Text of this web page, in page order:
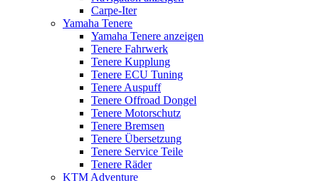
Carpe-Iter
Yamaha Tenere
Yamaha Tenere anzeigen
Tenere Fahrwerk
Tenere Kupplung
Tenere ECU Tuning
Tenere Auspuff
Tenere Offroad Dongel
Tenere Motorschutz
Tenere Bremsen
Tenere Übersetzung
Tenere Service Teile
Tenere Räder
KTM Adventure